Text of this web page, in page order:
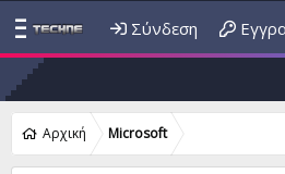
Σύνδεση
Αρχική Microsoft